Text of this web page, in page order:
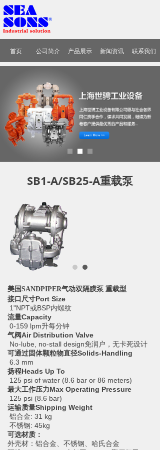
首页 公司简介 产品展示 新闻资讯 联系我们
SB1-A/SB25-A重载泵
美国SANDPIPER气动双隔膜泵 重载型
接口尺寸Port Size
1"NPT或BSP内螺纹
流量Capacity
0-159 lpm升每分钟
气阀Air Distribution Valve
No-lube, no-stall design免润户，无卡死设计
可通过固体颗粒物直径Solids-Handling
6.3 mm
扬程Heads Up To
125 psi of water (8.6 bar or 86 meters)
最大工作压力Max Operating Pressure
125 psi (8.6 bar)
运输质量Shipping Weight
铝合金: 31 kg
不锈钢: 45kg
可选材质：
外壳材：铝合金、不锈钢、哈氏合金